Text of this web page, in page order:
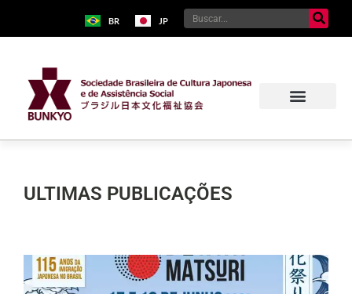
BR JP
ULTIMAS PUBLICAÇÕES